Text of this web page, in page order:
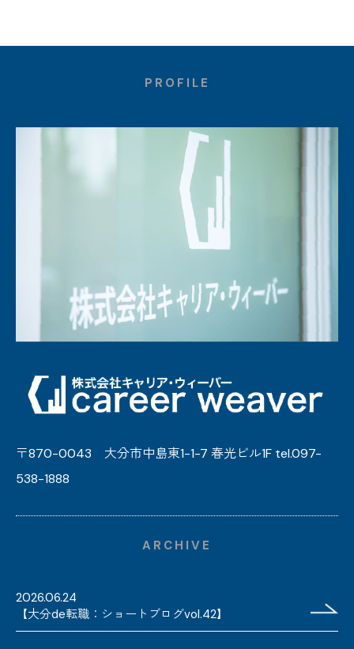
PROFILE
〒870-0043 大分市中島東1-1-7 春光ビル1F tel.097-
538-1888
ARCHIVE
2026.06.24
【大分de転職：ショートブログvol.42】